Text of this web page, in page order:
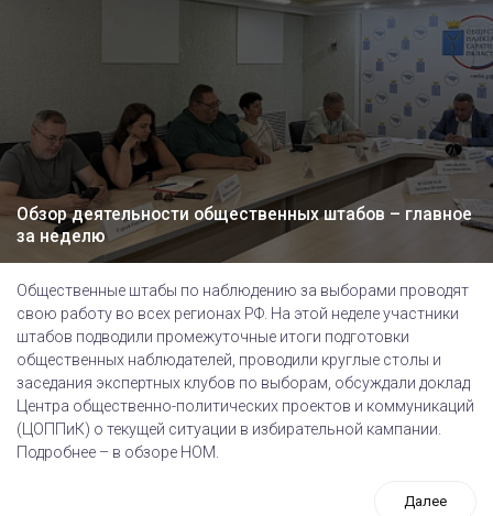
Обзор деятельности общественных штабов – главное
за неделю
Общественные штабы по наблюдению за выборами проводят
свою работу во всех регионах РФ. На этой неделе участники
штабов подводили промежуточные итоги подготовки
общественных наблюдателей, проводили круглые столы и
заседания экспертных клубов по выборам, обсуждали доклад
Центра общественно-политических проектов и коммуникаций
(ЦОППиК) о текущей ситуации в избирательной кампании.
Подробнее – в обзоре НОМ.
Далее